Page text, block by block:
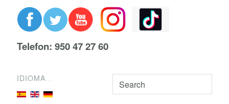
Telefon: 950 47 27 60
IDIOMA